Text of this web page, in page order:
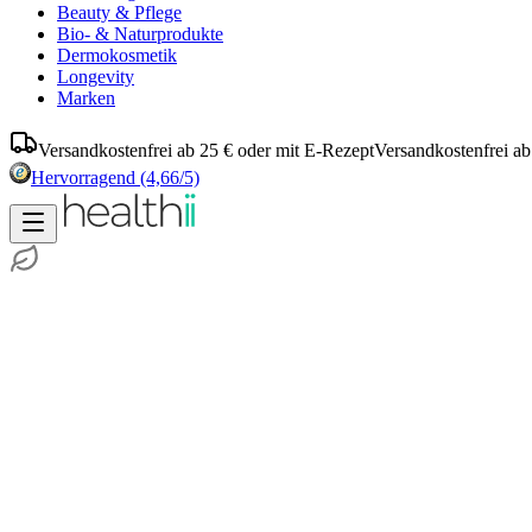
Beauty & Pflege
Bio- & Naturprodukte
Dermokosmetik
Longevity
Marken
Versandkostenfrei ab 25 € oder mit E-RezeptVersandkostenfrei
Hervorragend (4,66/5)